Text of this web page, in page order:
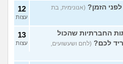
הזמן? (אנונימית, בת
12
עצות
החברתיות שהכול
לכם? (לחם ושעשועים,
13
עצות